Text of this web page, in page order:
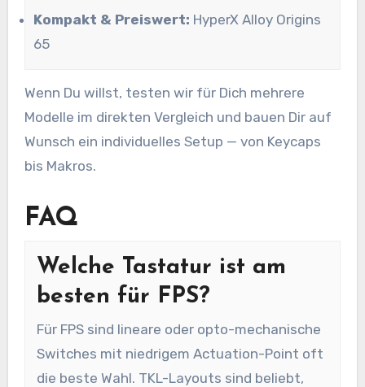
Kompakt & Preiswert: HyperX Alloy Origins
65
Wenn Du willst, testen wir für Dich mehrere
Modelle im direkten Vergleich und bauen Dir auf
Wunsch ein individuelles Setup — von Keycaps
bis Makros.
FAQ
Welche Tastatur ist am
besten für FPS?
Für FPS sind lineare oder opto-mechanische
Switches mit niedrigem Actuation-Point oft
die beste Wahl. TKL-Layouts sind beliebt,